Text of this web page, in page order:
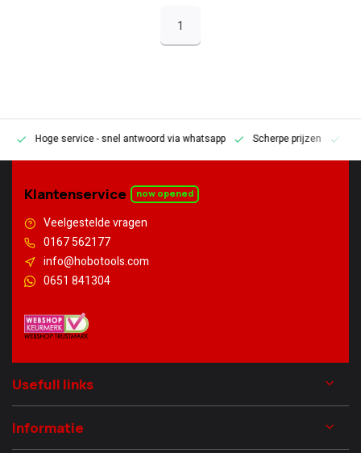
1
Hoge service- snel antwoord via whatsapp Scherpe prijzen
Klantenservice now opened
Veelgestelde vragen
0167 562177
info@hobotools.com
0651 841304
Usefull links
Informatie